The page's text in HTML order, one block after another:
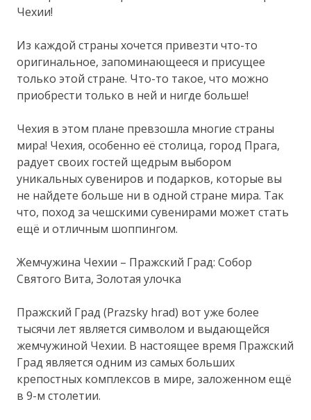
Чехии!
Из каждой страны хочется привезти что-то
оригинальное, запоминающееся и присущее
только этой стране. Что-то такое, что можно
приобрести только в ней и нигде больше!
Чехия в этом плане превзошла многие страны
мира! Чехия, особенно её столица, город Прага,
радует своих гостей щедрым выбором
уникальных сувениров и подарков, которые вы
не найдете больше ни в одной стране мира. Так
что, поход за чешскими сувенирами может стать
ещё и отличным шоппингом.
Жемчужина Чехии – Пражский Град: Собор
Святого Вита, Золотая улочка
Пражский Град (Prazsky hrad) вот уже более
тысячи лет является символом и выдающейся
жемчужиной Чехии. В настоящее время Пражский
Град является одним из самых больших
крепостных комплексов в мире, заложенном ещё
в 9-м столетии.